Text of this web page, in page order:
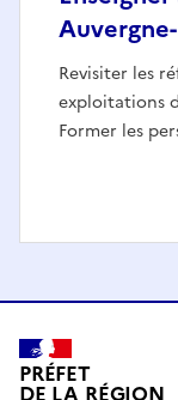
Revisiter les
exploitations
Former les
PRÉFET